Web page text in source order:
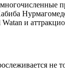
и
не